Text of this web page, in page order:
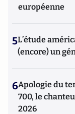
européenne
5L’étude
(encore) un
6Apologie du
700, le
2026